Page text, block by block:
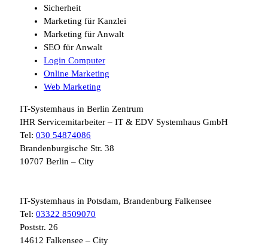
Sicherheit
Marketing für Kanzlei
Marketing für Anwalt
SEO für Anwalt
Login Computer
Online Marketing
Web Marketing
IT-Systemhaus in Berlin Zentrum
IHR Servicemitarbeiter – IT & EDV Systemhaus GmbH
Tel: 030 54874086
Brandenburgische Str. 38
10707 Berlin – City
IT-Systemhaus in Potsdam, Brandenburg Falkensee
Tel: 03322 8509070
Poststr. 26
14612 Falkensee – City